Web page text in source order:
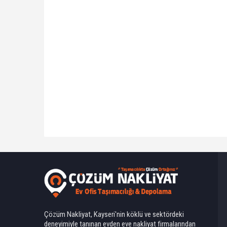
Çözüm Nakliyat, Kayseri'nin köklü ve sektördeki
deneyimiyle tanınan evden eve nakliyat firmalarından
Ahmet Yılmaz